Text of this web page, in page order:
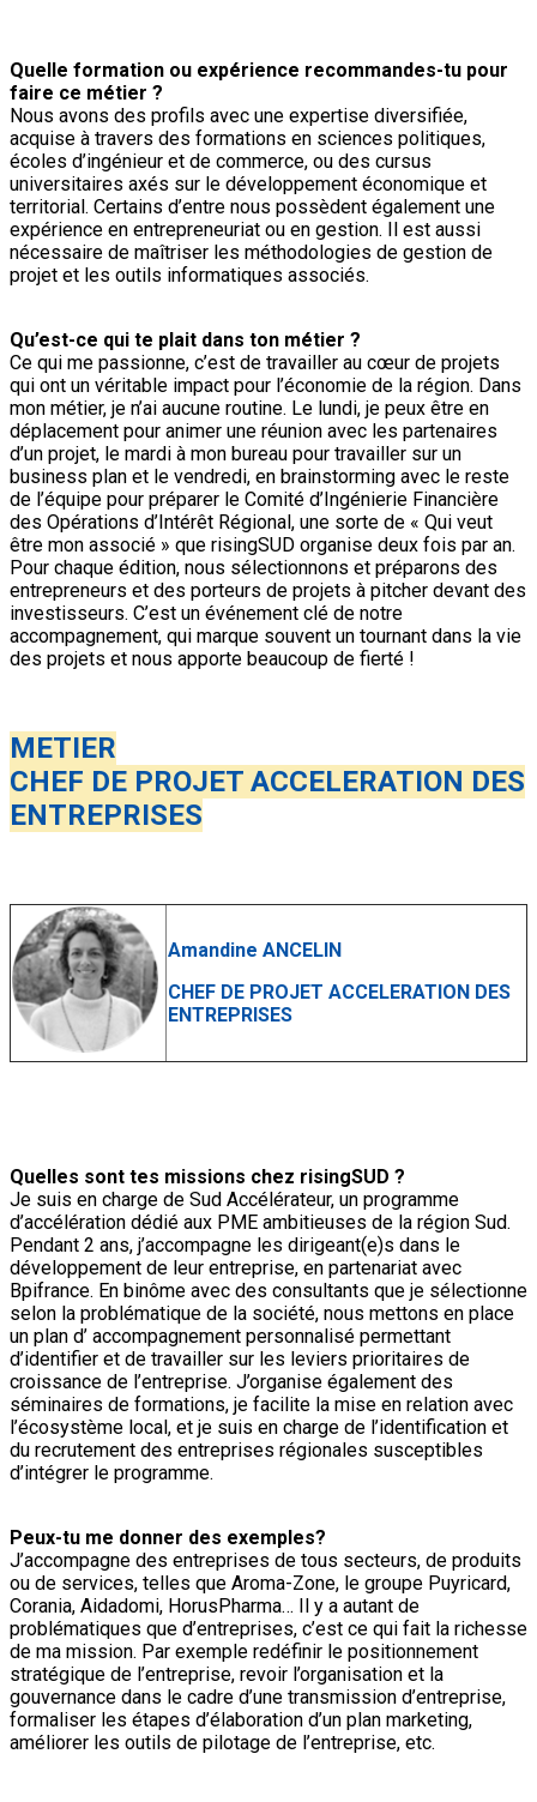
Quelle formation ou expérience recommandes-tu pour
faire ce métier ?
Nous avons des profils avec une expertise diversifiée,
acquise à travers des formations en sciences politiques,
écoles d’ingénieur et de commerce, ou des cursus
universitaires axés sur le développement économique et
territorial. Certains d’entre nous possèdent également une
expérience en entrepreneuriat ou en gestion. Il est aussi
nécessaire de maîtriser les méthodologies de gestion de
projet et les outils informatiques associés.
Qu’est-ce qui te plait dans ton métier ?
Ce qui me passionne, c’est de travailler au cœur de projets
qui ont un véritable impact pour l’économie de la région. Dans
mon métier, je n’ai aucune routine. Le lundi, je peux être en
déplacement pour animer une réunion avec les partenaires
d’un projet, le mardi à mon bureau pour travailler sur un
business plan et le vendredi, en brainstorming avec le reste
de l’équipe pour préparer le Comité d’Ingénierie Financière
des Opérations d’Intérêt Régional, une sorte de « Qui veut
être mon associé » que risingSUD organise deux fois par an.
Pour chaque édition, nous sélectionnons et préparons des
entrepreneurs et des porteurs de projets à pitcher devant des
investisseurs. C’est un événement clé de notre
accompagnement, qui marque souvent un tournant dans la vie
des projets et nous apporte beaucoup de fierté !
METIER
CHEF DE PROJET ACCELERATION DES
ENTREPRISES
Amandine ANCELIN
CHEF DE PROJET ACCELERATION DES
ENTREPRISES
Quelles sont tes missions chez risingSUD ?
Je suis en charge de Sud Accélérateur, un programme
d’accélération dédié aux PME ambitieuses de la région Sud.
Pendant 2 ans, j’accompagne les dirigeant(e)s dans le
développement de leur entreprise, en partenariat avec
Bpifrance. En binôme avec des consultants que je sélectionne
selon la problématique de la société, nous mettons en place
un plan d’ accompagnement personnalisé permettant
d’identifier et de travailler sur les leviers prioritaires de
croissance de l’entreprise. J’organise également des
séminaires de formations, je facilite la mise en relation avec
l’écosystème local, et je suis en charge de l’identification et
du recrutement des entreprises régionales susceptibles
d’intégrer le programme.
Peux-tu me donner des exemples?
J’accompagne des entreprises de tous secteurs, de produits
ou de services, telles que Aroma-Zone, le groupe Puyricard,
Corania, Aidadomi, HorusPharma… Il y a autant de
problématiques que d’entreprises, c’est ce qui fait la richesse
de ma mission. Par exemple redéfinir le positionnement
stratégique de l’entreprise, revoir l’organisation et la
gouvernance dans le cadre d’une transmission d’entreprise,
formaliser les étapes d’élaboration d’un plan marketing,
améliorer les outils de pilotage de l’entreprise, etc.